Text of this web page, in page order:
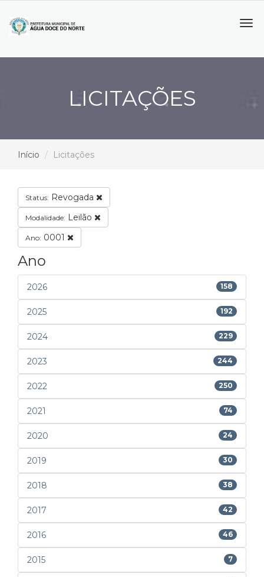
LICITAÇÕES
Início Licitações
Status: Revogada
Modalidade: Leilão
Ano: 0001
Ano
2026 158
2025 192
2024 229
2023 244
2022 250
2021 74
2020 24
2019 30
2018 38
2017 42
2016 46
2015 7